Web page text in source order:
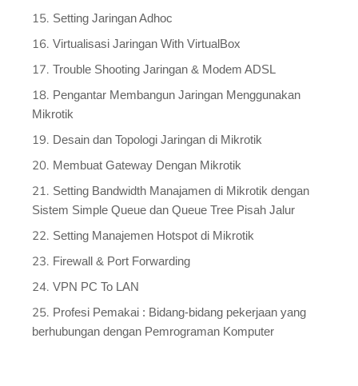
Setting Jaringan Adhoc
Virtualisasi Jaringan With VirtualBox
Trouble Shooting Jaringan & Modem ADSL
Pengantar Membangun Jaringan Menggunakan
Mikrotik
Desain dan Topologi Jaringan di Mikrotik
Membuat Gateway Dengan Mikrotik
Setting Bandwidth Manajamen di Mikrotik dengan
Sistem Simple Queue dan Queue Tree Pisah Jalur
Setting Manajemen Hotspot di Mikrotik
Firewall & Port Forwarding
VPN PC To LAN
Profesi Pemakai : Bidang-bidang pekerjaan yang
berhubungan dengan Pemrograman Komputer